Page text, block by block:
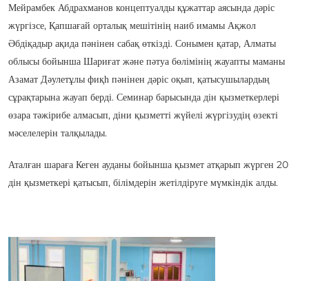
Мейрамбек Абдрахманов концептуалды құжаттар аясында дәріс
жүргізсе, Қапшағай орталық мешітінің наиб имамы Ақжол
Әбдіқадыр ақида пәнінен сабақ өткізді. Сонымен қатар, Алматы
облысы бойынша Шариғат және пәтуа бөлімінің жауапты маманы
Азамат Дәулетұлы фиқһ пәнінен дәріс оқып, қатысушылардың
сұрақтарына жауап берді. Семинар барысында дін қызметкерлері
өзара тәжірибе алмасып, діни қызметті жүйелі жүргізудің өзекті
мәселелерін талқылады.
Аталған шараға Кеген ауданы бойынша қызмет атқарып жүрген 20
дін қызметкері қатысып, білімдерін жетілдіруге мүмкіндік алды.